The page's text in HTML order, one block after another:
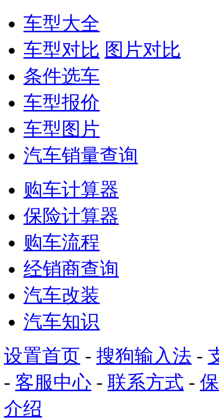
车型大全
车型对比 图片对比
条件选车
车型报价
车型图片
汽车销量查询
购车计算器
保险计算器
购车流程
经销商查询
汽车改装
汽车知识
设置首页 - 搜狗输入法 -
- 客服中心 - 联系方式 -
介绍